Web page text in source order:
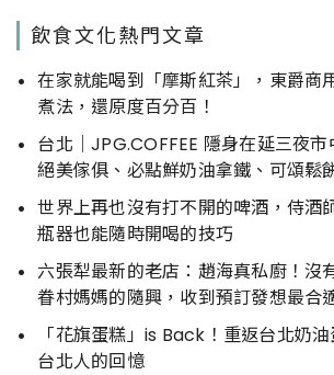
飲食文化熱門文章
在家就能喝到「摩斯紅茶」，東爵商
煮法，還原度百分百！
台北｜JPG.COFFEE 隱身在延三夜市
絕美傢俱、必點鮮奶油拿鐵、可頌鬆
世界上再也沒有打不開的啤酒，侍酒
瓶器也能隨時開喝的技巧
六張犁最新的老店：趙海真私廚！沒
眷村媽媽的隨興，收到預訂發想最合
「花旗蛋糕」is Back！重返台北奶
台北人的回憶